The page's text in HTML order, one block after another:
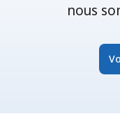
nous